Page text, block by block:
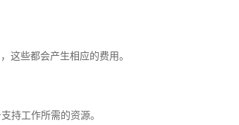
这些都会产生相应的费用。
持工作所需的资源。